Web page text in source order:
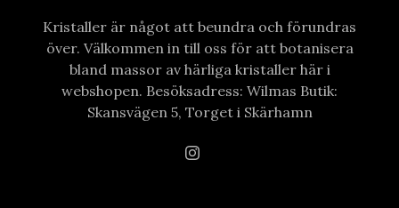
Kristaller är något att beundra och förundras
över. Välkommen in till oss för att botanisera
bland massor av härliga kristaller här i
webshopen. Besöksadress: Wilmas Butik:
Skansvägen 5, Torget i Skärhamn